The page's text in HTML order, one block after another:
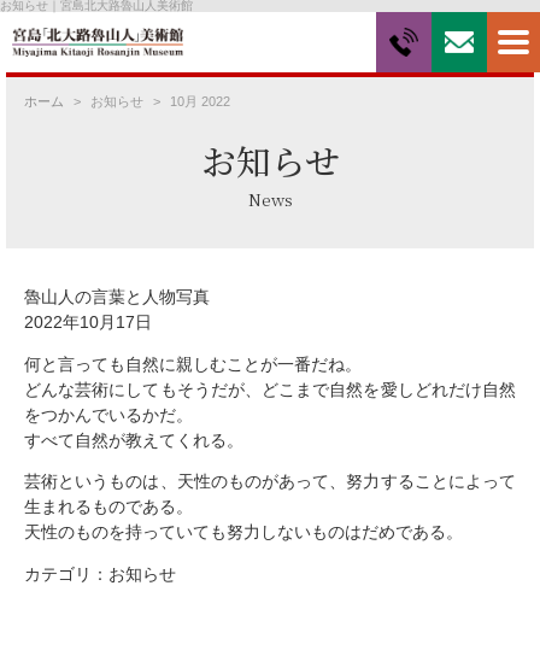
お知らせ｜宮島北大路魯山人美術館
ホーム お知らせ 10月 2022
お知らせ
News
魯山人の言葉と人物写真
2022年10月17日
何と言っても自然に親しむことが一番だね。
どんな芸術にしてもそうだが、どこまで自然を愛しどれだけ自然
をつかんでいるかだ。
すべて自然が教えてくれる。
芸術というものは、天性のものがあって、努力することによって
生まれるものである。
天性のものを持っていても努力しないものはだめである。
カテゴリ： お知らせ